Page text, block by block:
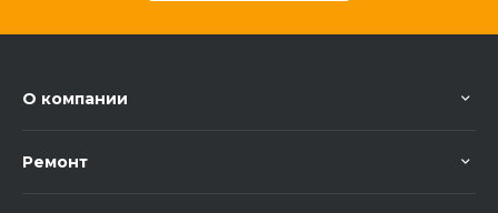
О компании
Ремонт